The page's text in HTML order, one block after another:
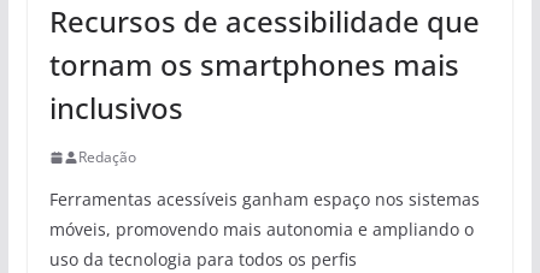
Recursos de acessibilidade que
tornam os smartphones mais
inclusivos
Redação
Ferramentas acessíveis ganham espaço nos sistemas
móveis, promovendo mais autonomia e ampliando o
uso da tecnologia para todos os perfis